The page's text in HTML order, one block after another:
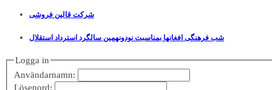
شرکت قالین فروشی
شب فرهنگی افغانها بمناسبت نودونهمین سالگرد استرداد استقلال
Logga in
Användarnamn:
Lösenord: